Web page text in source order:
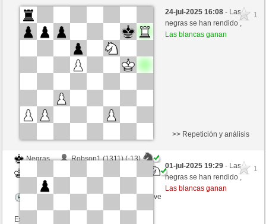
Blancas
991590 (1371) (+14)
Negras
Tiempo: 3 minutes/side + 3 seconds/move
Esta partida es por puntos
1
24-jul-2025 16:08- Las
negras se han rendido ,
Las blancas ganan
Negras
Robson1 (1311) (-13)
Tiempo: 3 minutes/side + 3 seconds/move
Esta partida es por puntos
>> Repetición y análisis
1
01-jul-2025 19:29- Las
negras se han rendido ,
Las blancas ganan